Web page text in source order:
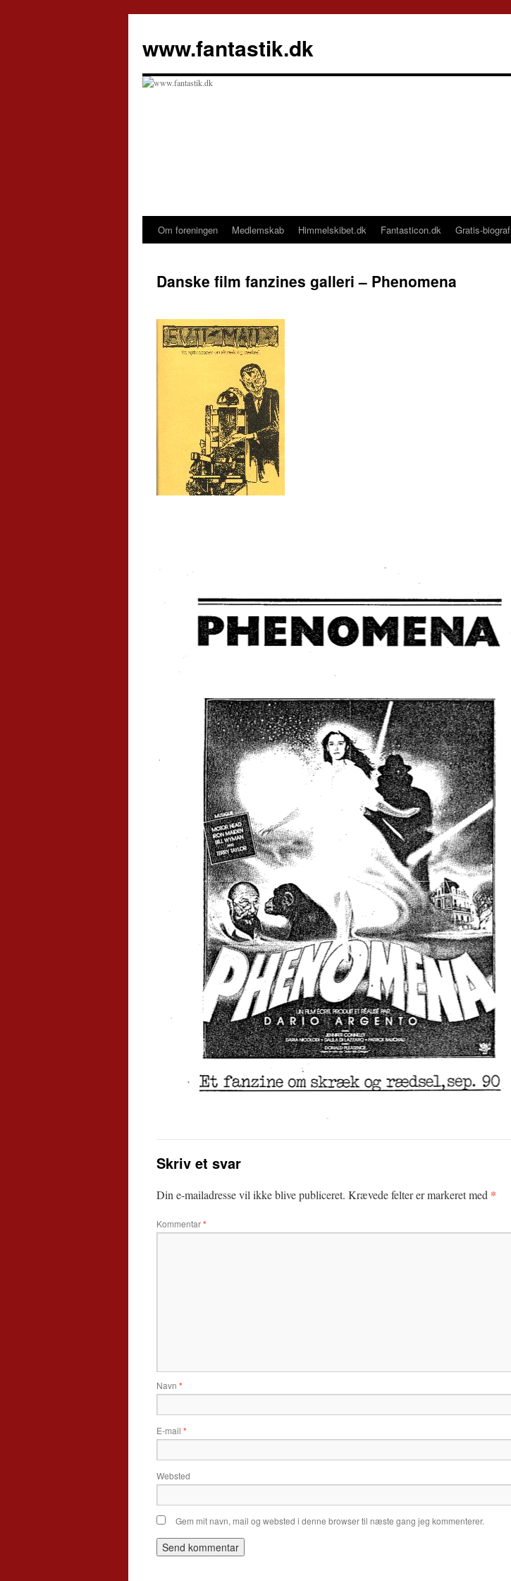
indhold
www.fantastik.dk
Om foreningen Medlemskab Himmelskibet.dk Fantasticon.dk Gratis-biograf
Danske film fanzines galleri – Phenomena
Skriv et svar
Din e-mailadresse vil ikke blive publiceret. Krævede felter er markeret med *
Kommentar*
Navn *
E-mail *
Websted
Gem mit navn, mail og websted i denne browser til næste gang jeg kommenterer.